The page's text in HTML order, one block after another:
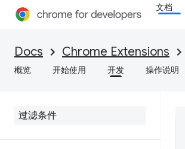
文档
Docs Chrome Extensions
概览 开始使用 开发 操作说明